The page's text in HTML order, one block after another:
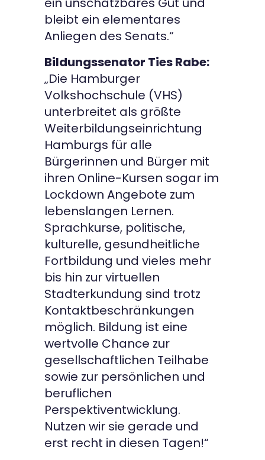
bleibt ein elementares
Anliegen des Senats.“
Bildungssenator Ties Rabe:
„Die Hamburger
Volkshochschule (VHS)
unterbreitet als größte
Weiterbildungseinrichtung
Hamburgs für alle
Bürgerinnen und Bürger mit
ihren Online-Kursen sogar im
Lockdown Angebote zum
lebenslangen Lernen.
Sprachkurse, politische,
kulturelle, gesundheitliche
Fortbildung und vieles mehr
bis hin zur virtuellen
Stadterkundung sind trotz
Kontaktbeschränkungen
möglich. Bildung ist eine
wertvolle Chance zur
gesellschaftlichen Teilhabe
sowie zur persönlichen und
beruflichen
Perspektiventwicklung.
Nutzen wir sie gerade und
erst recht in diesen Tagen!“